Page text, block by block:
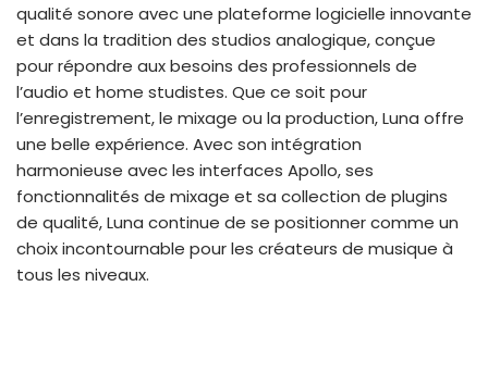
qualité sonore avec une plateforme logicielle innovante
et dans la tradition des studios analogique, conçue
pour répondre aux besoins des professionnels de
l’audio et home studistes. Que ce soit pour
l’enregistrement, le mixage ou la production, Luna offre
une belle expérience. Avec son intégration
harmonieuse avec les interfaces Apollo, ses
fonctionnalités de mixage et sa collection de plugins
de qualité, Luna continue de se positionner comme un
choix incontournable pour les créateurs de musique à
tous les niveaux.